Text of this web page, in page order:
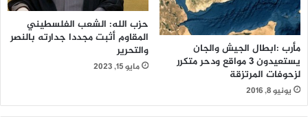
مأرب :ابطال الجيش والجان
يستعيدون 3 مواقع ودحر متكرر
لزحوفات المرتزقة
يونيو 8, 2016
حزب الله: الشعب الفلسطيني
المقاوم أثبت مجددا جدارته بالنصر
والتحرير
مايو 15, 2023